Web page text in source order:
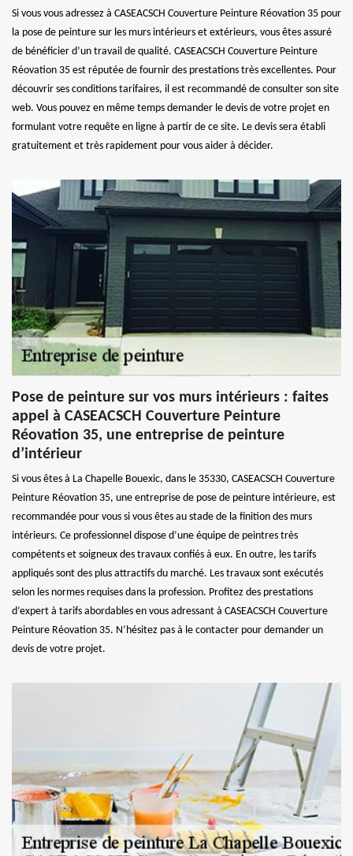
Si vous vous adressez à CASEACSCH Couverture Peinture Réovation 35 pour
la pose de peinture sur les murs intérieurs et extérieurs, vous êtes assuré
de bénéficier d’un travail de qualité. CASEACSCH Couverture Peinture
Réovation 35 est réputée de fournir des prestations très excellentes. Pour
découvrir ses conditions tarifaires, il est recommandé de consulter son site
web. Vous pouvez en même temps demander le devis de votre projet en
formulant votre requête en ligne à partir de ce site. Le devis sera établi
gratuitement et très rapidement pour vous aider à décider.
Pose de peinture sur vos murs intérieurs : faites
appel à CASEACSCH Couverture Peinture
Réovation 35, une entreprise de peinture
d’intérieur
Si vous êtes à La Chapelle Bouexic, dans le 35330, CASEACSCH Couverture
Peinture Réovation 35, une entreprise de pose de peinture intérieure, est
recommandée pour vous si vous êtes au stade de la finition des murs
intérieurs. Ce professionnel dispose d’une équipe de peintres très
compétents et soigneux des travaux confiés à eux. En outre, les tarifs
appliqués sont des plus attractifs du marché. Les travaux sont exécutés
selon les normes requises dans la profession. Profitez des prestations
d’expert à tarifs abordables en vous adressant à CASEACSCH Couverture
Peinture Réovation 35. N’hésitez pas à le contacter pour demander un
devis de votre projet.